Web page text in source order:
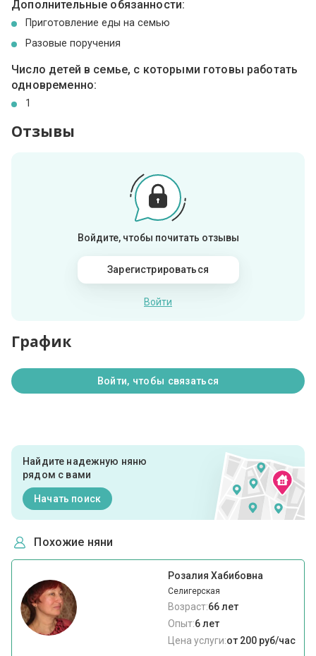
Дополнительные обязанности:
Приготовление еды на семью
Разовые поручения
Число детей в семье, с которыми готовы работать
одновременно:
1
Отзывы
Войдите, чтобы почитать отзывы
Зарегистрироваться
Войти
График
Войти, чтобы связаться
Найдите надежную няню
рядом с вами
Начать поиск
Похожие няни
Розалия Хабибовна
Селигерская
Возраст:66 лет
Опыт:6 лет
Цена услуги:от 200 руб/час